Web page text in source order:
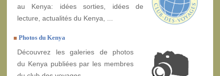
au Kenya: idées sorties, idées de
lecture, actualités du Kenya, ...
Photos du Kenya
Découvrez les galeries de photos
du Kenya publiées par les membres